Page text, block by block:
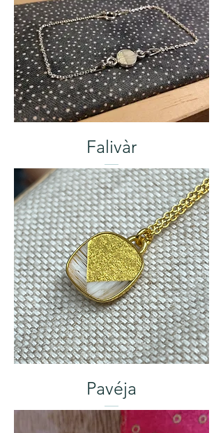
Falivàr
Pavéja